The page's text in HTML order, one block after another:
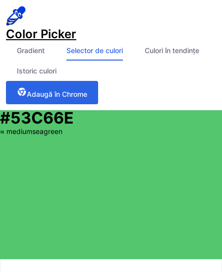
Color Picker
Gradient Selector de culori Culori în tendințe
Istoric culori
Adaugă în Chrome
#53C66E
≈ mediumseagreen